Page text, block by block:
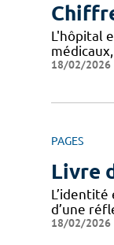
L'hôpital
18/02/2026
PAGES
Livre
d’une
18/02/2026